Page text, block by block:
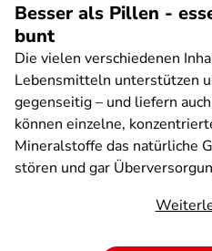
Besser als Pillen -
bunt
Die vielen verschiedenen
Lebensmitteln unterstützen
gegenseitig – und liefern
können einzelne,
Mineralstoffe das natürliche
stören und gar